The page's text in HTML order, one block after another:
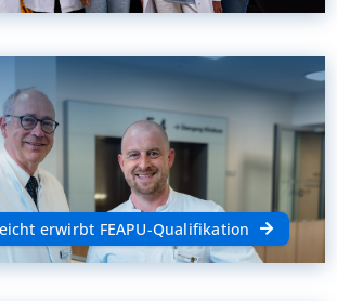
erwirbt FEAPU-Qualifikation